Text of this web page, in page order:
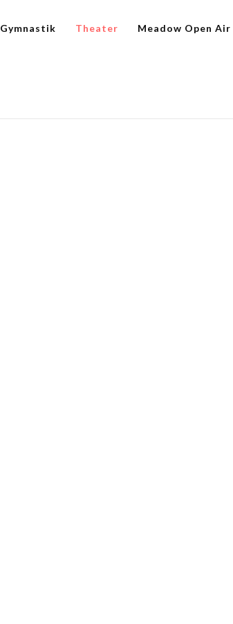
Gymnastik Theater Meadow Open Air